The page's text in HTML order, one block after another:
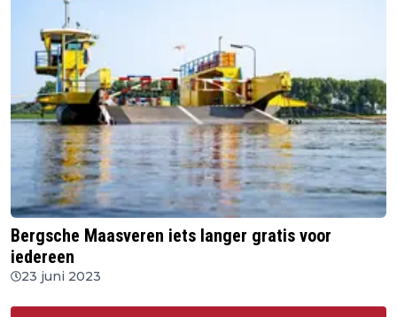
Bergsche Maasveren iets langer gratis voor
iedereen
23 juni 2023